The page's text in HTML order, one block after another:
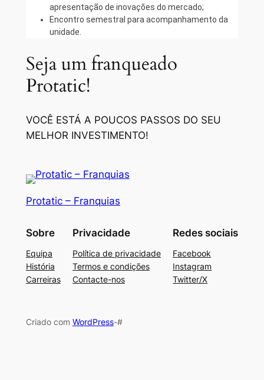
apresentação de inovações do mercado;
Encontro semestral para acompanhamento da
unidade.
Seja um franqueado
Protatic!
VOCÊ ESTÁ A POUCOS PASSOS DO SEU
MELHOR INVESTIMENTO!
Protatic – Franquias
Sobre
Equipa
História
Carreiras
Privacidade
Política de privacidade
Termos e condições
Contacte-nos
Redes sociais
Facebook
Instagram
Twitter/X
Criado com WordPress-#